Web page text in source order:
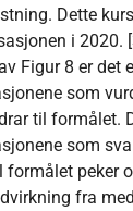
Dette
i 2020.
Figur 8 er det
som
til formålet.
som
formålet peker
fra